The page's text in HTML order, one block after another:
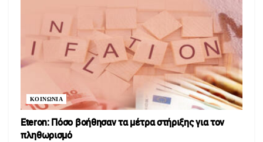
ΚΟΙΝΩΝΙΑ
Eteron: Πόσο βοήθησαν τα μέτρα στήριξης για τον
πληθωρισμό